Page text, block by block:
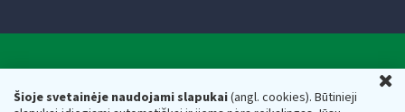
Šioje svetainėje naudojami slapukai(angl. cookies). Būtinieji
Respublikos finansų ministerijos